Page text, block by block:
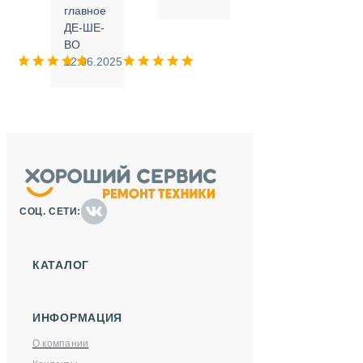
главное
ДЕ-ШЕ-
ВО
12.06.2025
СОЦ. СЕТИ:
КАТАЛОГ
ИНФОРМАЦИЯ
О компании